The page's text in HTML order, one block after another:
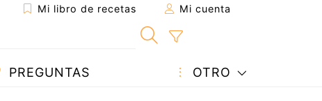
Mi libro de recetas Mi cuenta
PREGUNTAS OTRO